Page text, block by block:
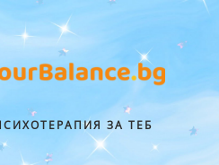
ЗА ТЕБ